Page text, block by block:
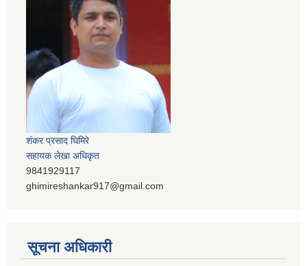
शंकर प्रसाद घिमिरे
सहायक लेखा अधिकृत
9841929117
ghimireshankar917@gmail.com
सूचना अधिकारी